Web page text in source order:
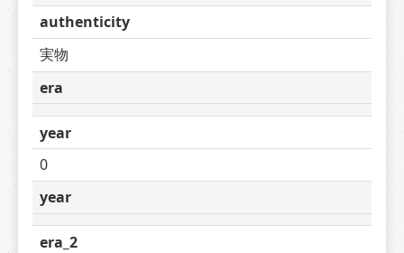
authenticity
実物
era
year
0
year
era_2